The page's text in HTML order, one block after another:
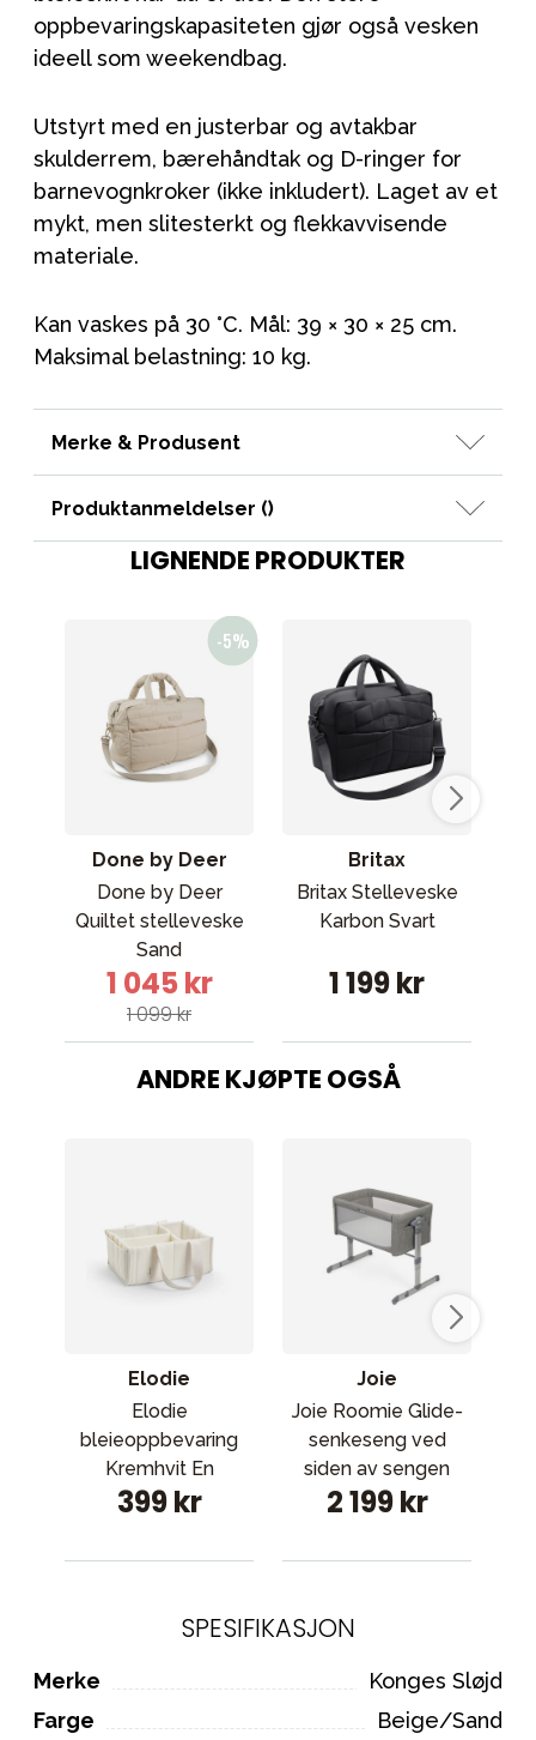
oppbevaringskapasiteten gjør også vesken
ideell som weekendbag.
Utstyrt med en justerbar og avtakbar
skulderrem, bærehåndtak og D-ringer for
barnevognkroker (ikke inkludert). Laget av et
mykt, men slitesterkt og flekkavvisende
materiale.
Kan vaskes på 30 °C. Mål: 39 × 30 × 25 cm.
Maksimal belastning: 10 kg.
Merke & Produsent
Produktanmeldelser ()
LIGNENDE PRODUKTER
Done by Deer
Done by Deer
Quiltet stelleveske
Sand
1 045 kr
1 099 kr
Britax
Britax Stelleveske
Karbon Svart
1 199 kr
ANDRE KJØPTE OGSÅ
Elodie
Elodie
bleieoppbevaring
Kremhvit En
størrelse
399 kr
Joie
Joie Roomie Glide-
senkeseng ved
siden av sengen
Foggy Grey
2 199 kr
SPESIFIKASJON
Merke
Konges Sløjd
Farge
Beige/Sand